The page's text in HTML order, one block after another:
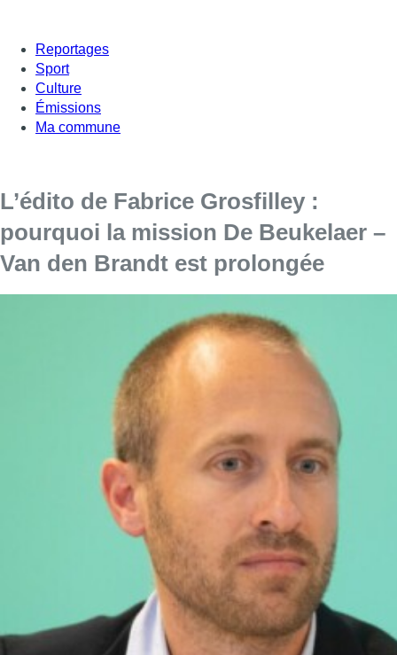
Reportages
Sport
Culture
Émissions
Ma commune
L’édito de Fabrice Grosfilley :
pourquoi la mission De Beukelaer –
Van den Brandt est prolongée